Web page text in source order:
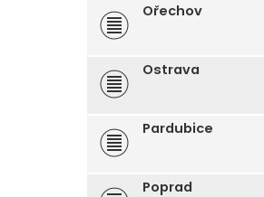
Ořechov
Ostrava
Pardubice
Poprad